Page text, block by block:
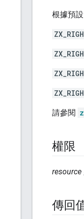
根據預
請參閱
權限
resource
傳回